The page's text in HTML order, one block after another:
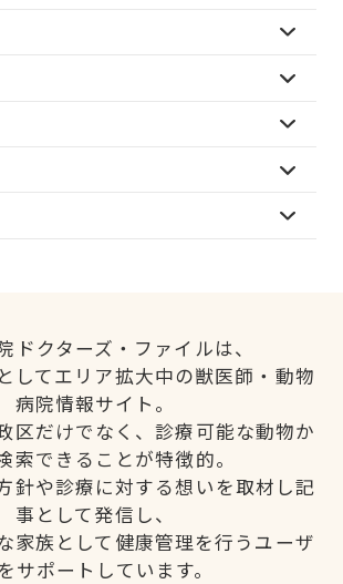
ドクターズ・ファイルは、
してエリア拡大中の獣医師・動物
病院情報サイト。
区だけでなく、診療可能な動物か
索できることが特徴的。
針や診療に対する想いを取材し記
事として発信し、
家族として健康管理を行うユーザ
サポートしています。